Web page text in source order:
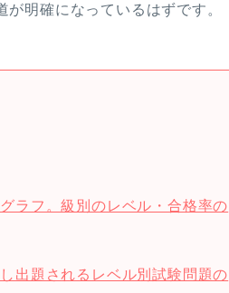
明確になっているはずです。
ラフ。級別のレベル・合格率の
出題されるレベル別試験問題の